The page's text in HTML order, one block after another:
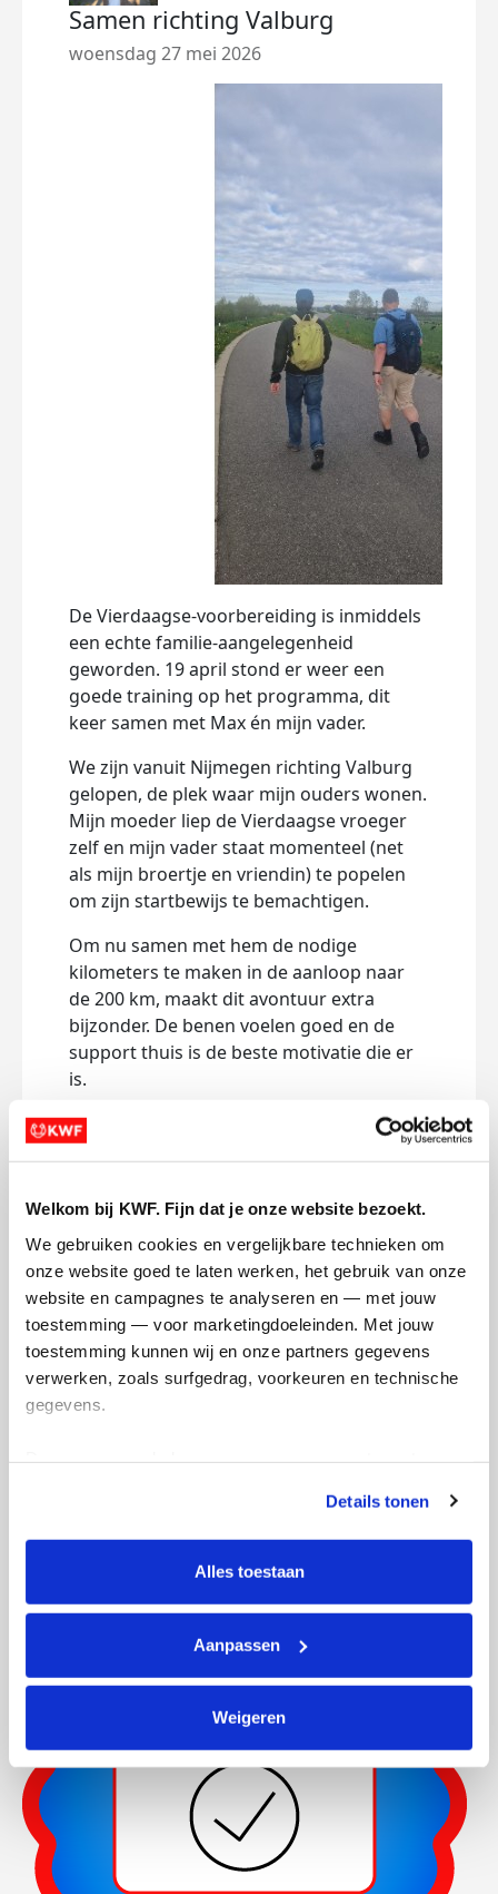
Welkom bij KWF. Fijn dat je onze website bezoekt.
We gebruiken cookies en vergelijkbare technieken om
onze website goed te laten werken, het gebruik van onze
website en campagnes te analyseren en — met jouw
toestemming — voor marketingdoeleinden. Met jouw
toestemming kunnen wij en onze partners gegevens
verwerken, zoals surfgedrag, voorkeuren en technische
gegevens.
tonen. Je kunt je toestemming op elk moment wijzigen of
intrekken via Cookie instellingen onderaan de pagina. De
lijst met cookies is te vinden in het tabblad “details”.
Details tonen
Alles toestaan
Aanpassen
Weigeren
Samen richting Valburg
woensdag 27 mei 2026
De Vierdaagse-voorbereiding is inmiddels
een echte familie-aangelegenheid
geworden. 19 april stond er weer een
goede training op het programma, dit
keer samen met Max én mijn vader.
We zijn vanuit Nijmegen richting Valburg
gelopen, de plek waar mijn ouders wonen.
Mijn moeder liep de Vierdaagse vroeger
zelf en mijn vader staat momenteel (net
als mijn broertje en vriendin) te popelen
om zijn startbewijs te bemachtigen.
Om nu samen met hem de nodige
kilometers te maken in de aanloop naar
de 200 km, maakt dit avontuur extra
bijzonder. De benen voelen goed en de
support thuis is de beste motivatie die er
is.
Mijn activiteiten volgen
294
kms
Casper's badges